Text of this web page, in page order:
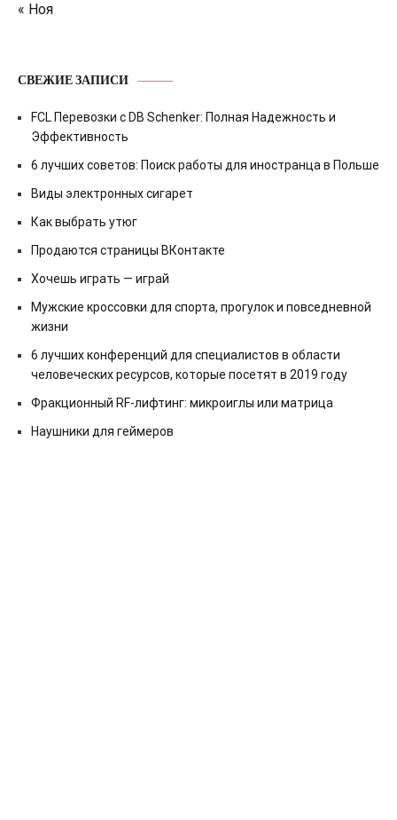
« Ноя
СВЕЖИЕ ЗАПИСИ
FCL Перевозки с DB Schenker: Полная Надежность и
Эффективность
6 лучших советов: Поиск работы для иностранца в Польше
Виды электронных сигарет
Как выбрать утюг
Продаются страницы ВКонтакте
Хочешь играть — играй
Мужские кроссовки для спорта, прогулок и повседневной
жизни
6 лучших конференций для специалистов в области
человеческих ресурсов, которые посетят в 2019 году
Фракционный RF-лифтинг: микроиглы или матрица
Наушники для геймеров